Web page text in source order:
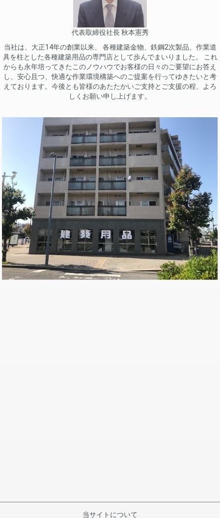
代表取締役社長 秋本憲秀
当社は、大正14年の創業以来、 各種建築金物、鉄鋼2次製品、作業道
具を柱とした各種建築用品の専門店として歩んでまいりました。 これ
からも永年培ってきたこのノウハウでお客様の日々のご要望にお答え
し、安心且つ、快適な作業環境構築へのご提案を行ってゆきたいと考
えております。今後とも皆様のあたたかいご支持とご支援の程、よろ
しくお願い申し上げます。
当サイトについて